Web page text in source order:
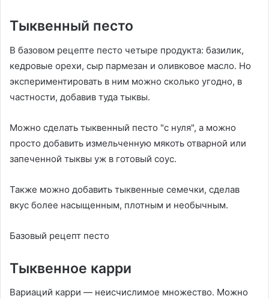
Тыквенный песто
В базовом рецепте песто четыре продукта: базилик,
кедровые орехи, сыр пармезан и оливковое масло. Но
экспериментировать в ним можно сколько угодно, в
частности, добавив туда тыквы.
Можно сделать тыквенный песто "с нуля", а можно
просто добавить измельченную мякоть отварной или
запеченной тыквы уж в готовый соус.
Также можно добавить тыквенные семечки, сделав
вкус более насыщенным, плотным и необычным.
Базовый рецепт песто
Тыквенное карри
Вариаций карри — неисчислимое множество. Можно